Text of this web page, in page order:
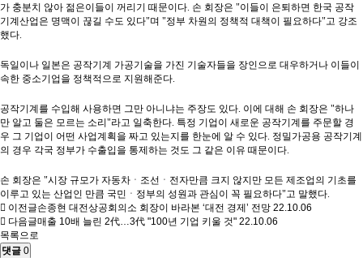
가 충분치 않아 젊은이들이 꺼리기 때문이다. 손 회장은 "이들이 은퇴하면 한국 공작
기계산업은 명맥이 끊길 수도 있다"며 "정부 차원의 정책적 대책이 필요하다"고 강조
했다.
독일이나 일본은 공작기계 가공기술을 가진 기술자들을 장인으로 대우하거나 이들이
속한 중소기업을 정책적으로 지원해준다.
공작기계를 수입해 사용하면 그만 아니냐는 주장도 있다. 이에 대해 손 회장은 "하나
만 알고 둘은 모르는 소리"라고 일축한다. 특정 기업이 새로운 공작기계를 주문할 경
우 그 기업이 어떤 사업계획을 짜고 있는지를 한눈에 알 수 있다. 정밀가공용 공작기계
의 경우 각국 정부가 수출입을 통제하는 것도 그 같은 이유 때문이다.
손 회장은 "시장 규모가 자동차ㆍ조선ㆍ전자만큼 크지 않지만 모든 제조업의 기초를
이루고 있는 산업인 만큼 국민ㆍ정부의 성원과 관심이 꼭 필요하다"고 말했다.
이전글손종현 대전상공회의소 회장이 바라본 ‘대전 경제’ 전망 22.10.06
다음글매출 10배 늘린 2代…3代 "100년 기업 키울 것" 22.10.06
목록으로
댓글 0